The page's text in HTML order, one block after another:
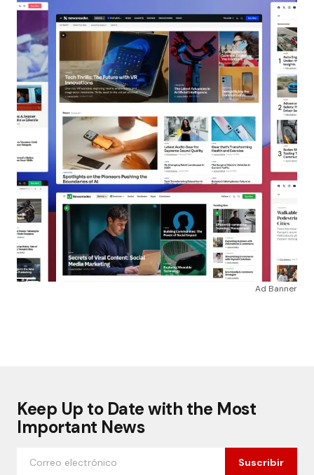
Ad Banner
Keep Up to Date with the Most
Important News
Suscribir